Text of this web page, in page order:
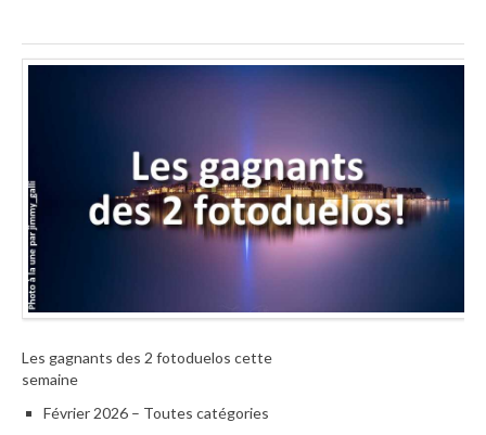
Les gagnants des 2 fotoduelos cette
semaine
Février 2026 – Toutes catégories